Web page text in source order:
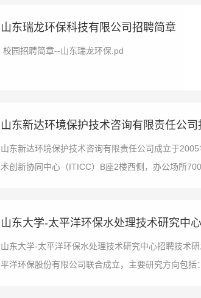
山东瑞龙环保科技有限公司招聘简章
校园招聘简章--山东瑞龙环保.pd
山东新达环境保护技术咨询有限责任公司
山东新达环境保护技术咨询有限责任公司成立于
术创新协同中心（ITICC）B座2楼西侧，办公场所
山东大学-太平洋环保水处理技术研究中
山东大学-太平洋环保水处理技术研究中心招聘技术
平洋环保股份有限公司联合成立，主要研究方向包括